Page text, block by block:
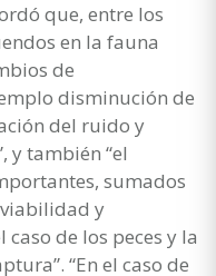
que, entre los
en la fauna
de
disminución de
del ruido y
y también “el
sumados
y
de los peces y la
“En el caso de